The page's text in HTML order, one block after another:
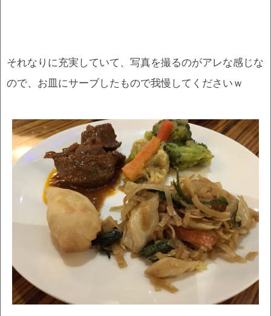
それなりに充実していて、写真を撮るのがアレな感じな
ので、お皿にサーブしたもので我慢してくださいｗ